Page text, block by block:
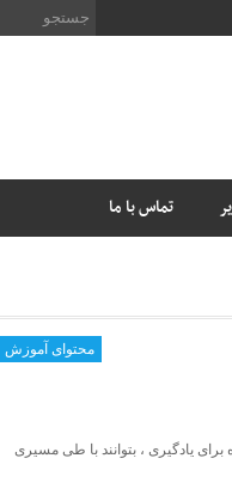
تماس با ما
محتوای آموزش
یادگیری ، بتوانند با طی مسیری